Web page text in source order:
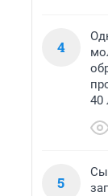
4
40
5